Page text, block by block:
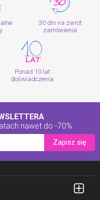
30 dni na zwrot
zamówienia
Ponad 10 lat
doświadczenia
nawet do -70%
Zapisz się